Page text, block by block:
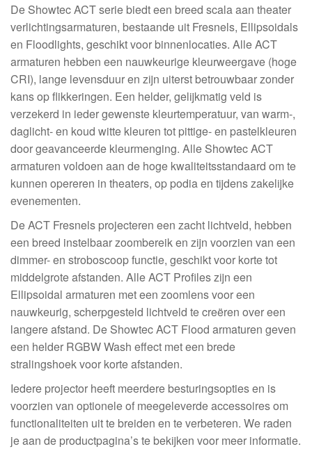
De Showtec ACT serie biedt een breed scala aan theater
verlichtingsarmaturen, bestaande uit Fresnels, Ellipsoidals
en Floodlights, geschikt voor binnenlocaties. Alle ACT
armaturen hebben een nauwkeurige kleurweergave (hoge
CRI), lange levensduur en zijn uiterst betrouwbaar zonder
kans op flikkeringen. Een helder, gelijkmatig veld is
verzekerd in ieder gewenste kleurtemperatuur, van warm-,
daglicht- en koud witte kleuren tot pittige- en pastelkleuren
door geavanceerde kleurmenging. Alle Showtec ACT
armaturen voldoen aan de hoge kwaliteitsstandaard om te
kunnen opereren in theaters, op podia en tijdens zakelijke
evenementen.
De ACT Fresnels projecteren een zacht lichtveld, hebben
een breed instelbaar zoombereik en zijn voorzien van een
dimmer- en stroboscoop functie, geschikt voor korte tot
middelgrote afstanden. Alle ACT Profiles zijn een
Ellipsoidal armaturen met een zoomlens voor een
nauwkeurig, scherpgesteld lichtveld te creëren over een
langere afstand. De Showtec ACT Flood armaturen geven
een helder RGBW Wash effect met een brede
stralingshoek voor korte afstanden.
Iedere projector heeft meerdere besturingsopties en is
voorzien van optionele of meegeleverde accessoires om
functionaliteiten uit te breiden en te verbeteren. We raden
je aan de productpagina’s te bekijken voor meer informatie.